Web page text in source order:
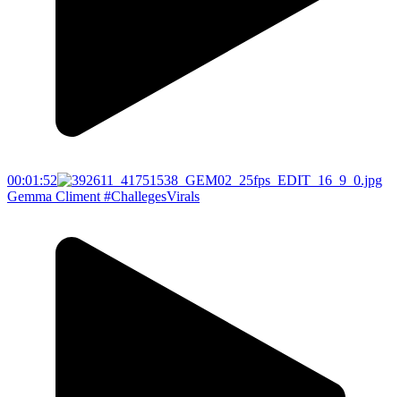
00:01:52
Gemma Climent #ChallegesVirals